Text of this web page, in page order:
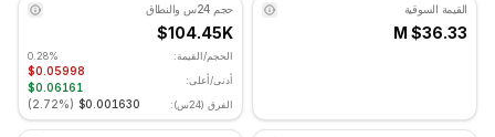
القيمة السوقية
$36.33 M
حجم 24س والنطاق
$104.45K
الحجم/القيمة:
0.28%
أدنى/أعلى:
$0.05998
$0.06161
الفرق (24س): $0.001630
(
2.72%
)